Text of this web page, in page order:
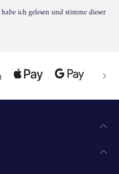
habe ich gelesen und stimme dieser